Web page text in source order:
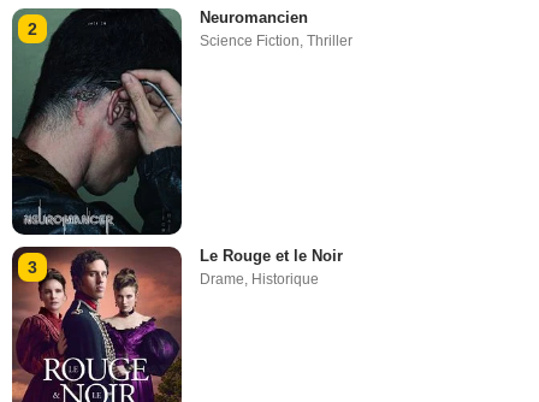
2
Neuromancien
Science Fiction ,Thriller
3
Le Rouge et le Noir
Drame, Historique